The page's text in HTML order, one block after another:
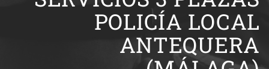
POLICÍA LOCAL
ANTEQUERA